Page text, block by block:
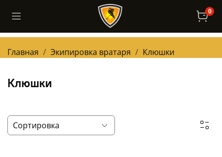
0
Главная Экипировка вратаря Клюшки
Клюшки